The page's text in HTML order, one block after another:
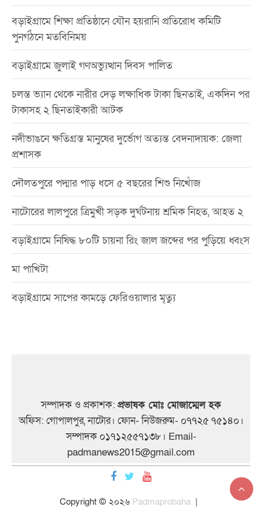
বড়াইগ্রামে শিক্ষা প্রতিষ্ঠানে যৌন হয়রানি প্রতিরোধ কমিটি
পুনর্গঠনে মতবিনিময়
বড়াইগ্রামে জুলাই গণঅভ্যুত্থান দিবস পালিত
চলন্ত ভ্যান থেকে নারীর দেড় লক্ষাধিক টাকা ছিনতাই, একদিন পর
টাকাসহ ২ ছিনতাইকারী আটক
নদীভাঙনে ক্ষতিগ্রস্ত মানুষের দুর্ভোগ অত্যন্ত বেদনাদায়ক: জেলা
প্রশাসক
দৌলতপুরে পদ্মার পাড় ধসে ৫ বছরের শিশু নিখোঁজ
নাটোরের লালপুরে ত্রিমুখী সড়ক দুর্ঘটনায় শ্রমিক নিহত, আহত ২
বড়াইগ্রামে নিষিদ্ধ ৮০টি চায়না রিং জাল জব্দের পর পুড়িয়ে ধ্বংস
মা পাখিটা
বড়াইগ্রামে সাপের কামড়ে ফেরিওয়ালার মৃত্যু
সম্পাদক ও প্রকাশক: প্রভাষক মোঃ মোজাম্মেল হক
অফিস: গোপালপুর, নাটোর। ফোন- নিউজরুম- ০৭৭২৫ ৭৫১৪০।
সম্পাদক ০১৭১২৫৫৭১৩৮। Email-
padmanews2015@gmail.com
Copyright © ২০২৬ Padmaprobaha